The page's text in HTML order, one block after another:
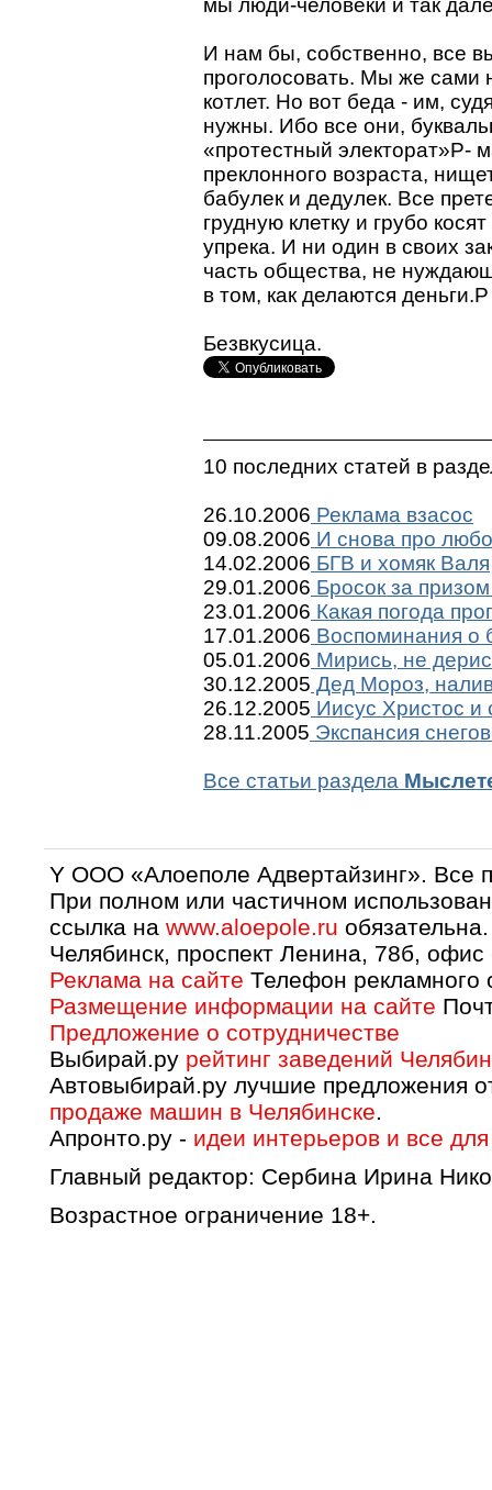
мы люди-человеки и так
И нам бы, собственно, все
проголосовать. Мы же сами
котлет. Но вот беда - им,
нужны. Ибо все они,
«протестный электорат»P-
преклонного возраста,
бабулек и дедулек. Все
грудную клетку и грубо
упрека. И ни один в своих
часть общества, не
в том, как делаются деньги.P
Безвкусица.
10 последних статей в
26.10.2006 Реклама взасос
09.08.2006 И снова про
14.02.2006 БГВ и хомяк Валя
29.01.2006 Бросок за
23.01.2006 Какая погода
17.01.2006 Воспоминания о
05.01.2006 Мирись, не
30.12.2005 Дед Мороз,
26.12.2005 Иисус Христос
28.11.2005 Экспансия
Все статьи раздела
Y OOO «Алоеполе Адвертайзинг».
При полном или частичном
ссылка на www.aloepole.ru обязательна.
Челябинск, проспект Ленина, 78б, офис
Реклама на сайте Телефон рекламного
Размещение информации на сайте
Предложение о сотрудничестве
Выбирай.ру рейтинг заведений
Автовыбирай.ру лучшие предложения
продаже машин в Челябинске.
Апронто.ру - идеи интерьеров и все
Главный редактор: Сербина Ирина
Возрастное ограничение 18+.